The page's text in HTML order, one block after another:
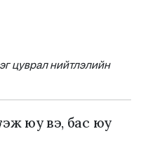
цуврал нийтлэлийн
гэж юу вэ, бас юу